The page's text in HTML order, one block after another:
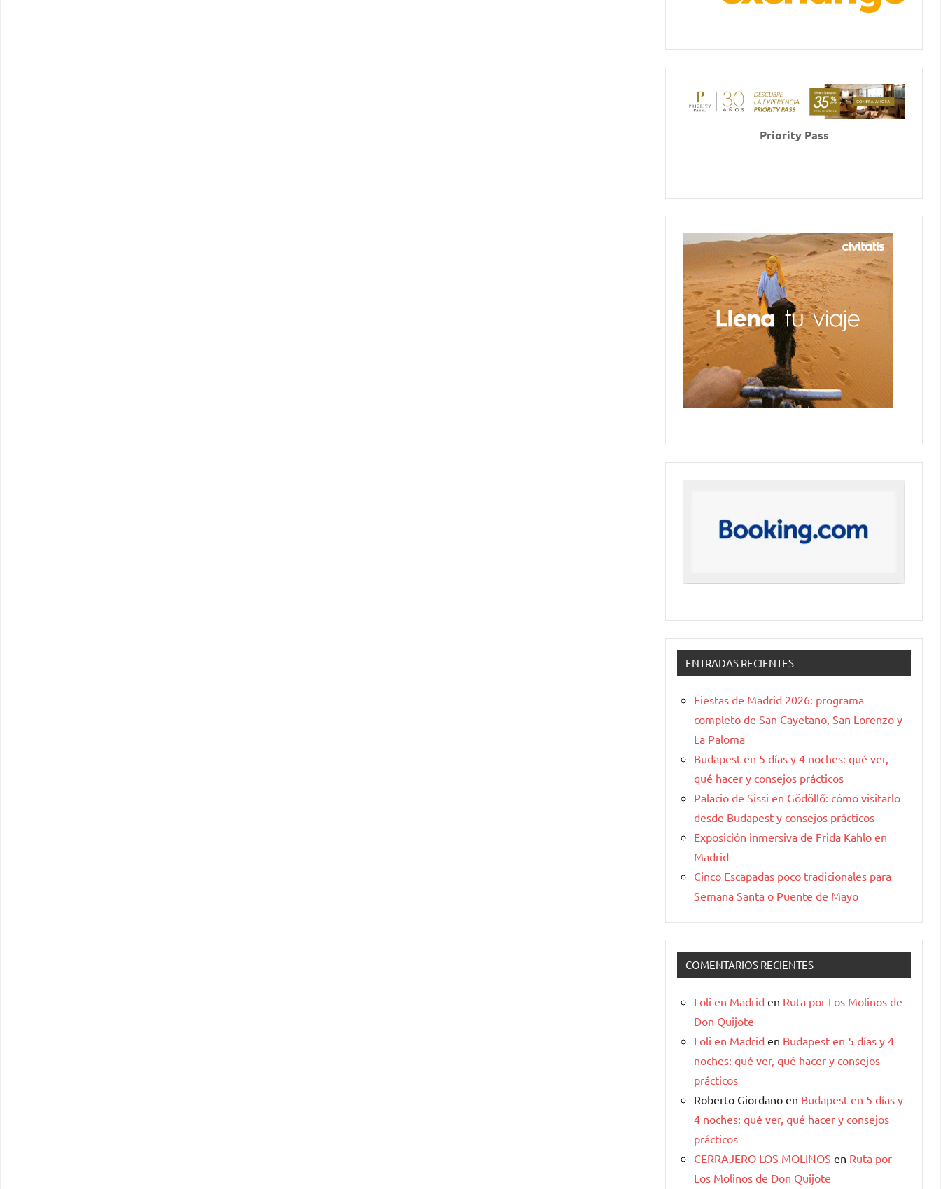
Priority Pass
ENTRADAS RECIENTES
Fiestas de Madrid 2026: programa
completo de San Cayetano, San Lorenzo y
La Paloma
Budapest en 5 días y 4 noches: qué ver,
qué hacer y consejos prácticos
Palacio de Sissi en Gödöllő: cómo visitarlo
desde Budapest y consejos prácticos
Exposición inmersiva de Frida Kahlo en
Madrid
Cinco Escapadas poco tradicionales para
Semana Santa o Puente de Mayo
COMENTARIOS RECIENTES
Loli en Madrid en Ruta por Los Molinos de
Don Quijote
Loli en Madrid en Budapest en 5 días y 4
noches: qué ver, qué hacer y consejos
prácticos
Roberto Giordano en Budapest en 5 días y
4 noches: qué ver, qué hacer y consejos
prácticos
CERRAJERO LOS MOLINOS en Ruta por
Los Molinos de Don Quijote